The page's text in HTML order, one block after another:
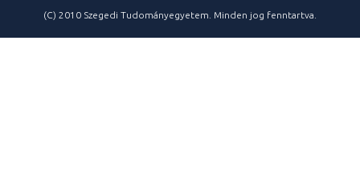
(C) 2010 Szegedi Tudományegyetem. Minden jog fenntartva.